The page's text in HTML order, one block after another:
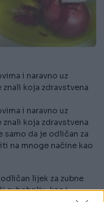
i naravno uz
koja zdravstvena
i naravno uz
koja zdravstvena
samo da je odličan za
na mnoge načine kao
lijek za zubne
zubobolju, kao i